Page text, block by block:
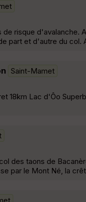
risque d'avalanche.
part et d'autre du col.
Saint-Mamet
18km Lac d'Ôo
des taons de
par le Mont Né, la